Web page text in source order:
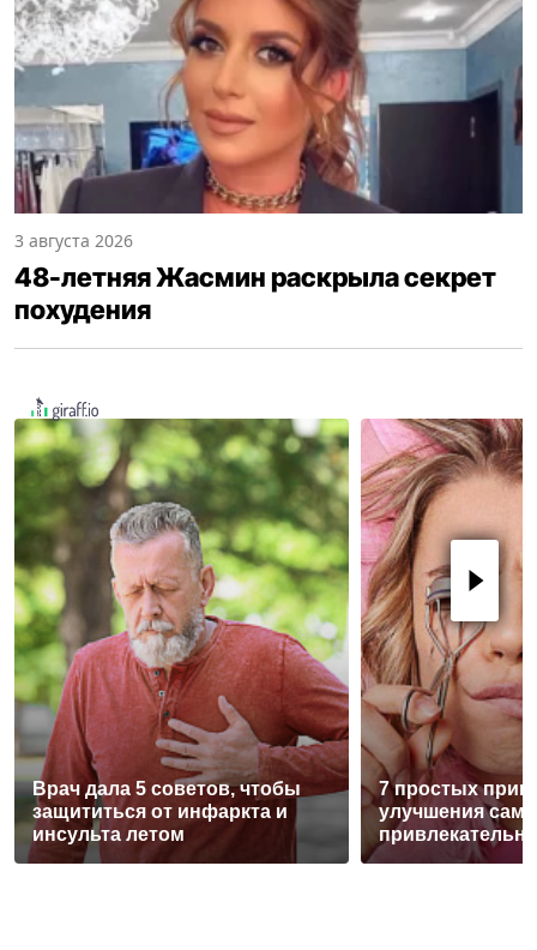
3 августа 2026
48-летняя Жасмин раскрыла секрет
похудения
Врач дала 5 советов, чтобы
защититься от инфаркта и
инсульта летом
7 простых
улучшения